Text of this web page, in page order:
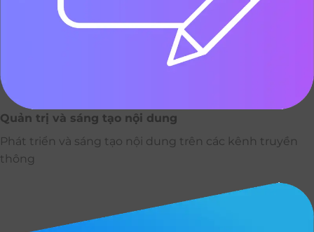
Quản trị và sáng tạo nội dung
Phát triển và sáng tạo nội dung trên các kênh truyền
thông